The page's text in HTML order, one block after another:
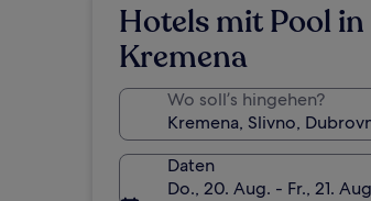
Hotels mit Pool in
Kremena
Wo soll’s hingehen?
Daten
Do., 20. Aug. - Fr., 21.